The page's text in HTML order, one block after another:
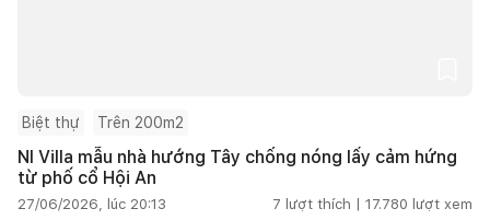
Biệt thự Trên 200m2
NI Villa mẫu nhà hướng Tây chống nóng lấy cảm hứng
từ phố cổ Hội An
27/06/2026, lúc 20:13 7 lượt thích | 17.780 lượt xem